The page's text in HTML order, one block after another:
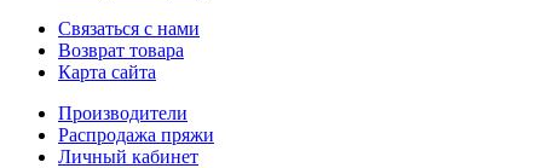
Связаться с нами
Возврат товара
Карта сайта
Производители
Распродажа пряжи
Личный кабинет